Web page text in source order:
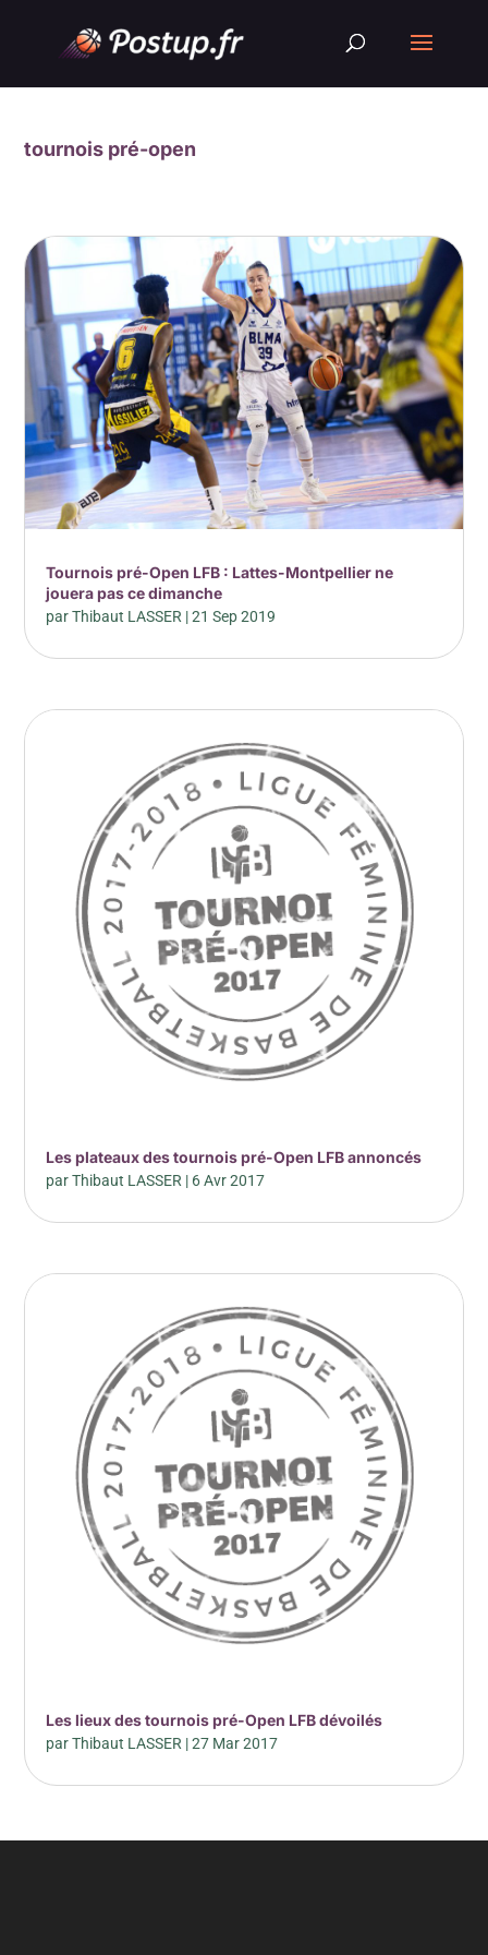
tournois pré-open
Tournois pré-Open LFB : Lattes-Montpellier ne
jouera pas ce dimanche
parThibaut LASSER |21 Sep 2019
Les plateaux des tournois pré-Open LFB annoncés
parThibaut LASSER | 6 Avr 2017
Les lieux des tournois pré-Open LFB dévoilés
parThibaut LASSER |27 Mar 2017